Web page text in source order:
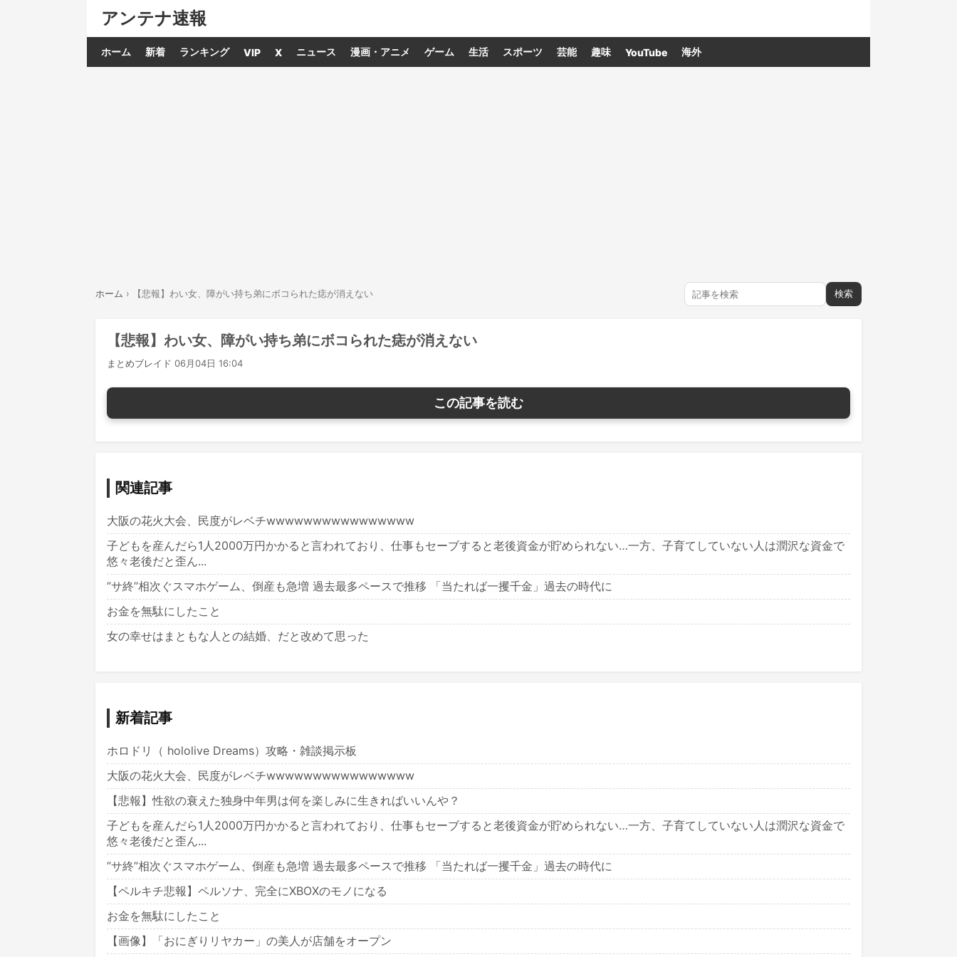
アンテナ速報
ホーム 新着 ランキング VIP X ニュース 漫画・アニメ ゲーム 生活 スポーツ 芸能 趣味 YouTube 海外
ホーム › 【悲報】わい女、障がい持ち弟にボコられた痣が消えない 検索
【悲報】わい女、障がい持ち弟にボコられた痣が消えない
まとめブレイド 06月04日 16:04
この記事を読む
関連記事
大阪の花火大会、民度がレベチwwwwwwwwwwwwwwww
子どもを産んだら1人2000万円かかると言われており、仕事もセーブすると老後資金が貯められない…一方、子育てしていない人は潤沢な資金で
悠々老後だと歪ん...
”サ終”相次ぐスマホゲーム、倒産も急増 過去最多ペースで推移 「当たれば一攫千金」過去の時代に
お金を無駄にしたこと
女の幸せはまともな人との結婚、だと改めて思った
新着記事
ホロドリ（ hololive Dreams）攻略・雑談掲示板
大阪の花火大会、民度がレベチwwwwwwwwwwwwwwww
【悲報】性欲の衰えた独身中年男は何を楽しみに生きればいいんや？
子どもを産んだら1人2000万円かかると言われており、仕事もセーブすると老後資金が貯められない…一方、子育てしていない人は潤沢な資金で
悠々老後だと歪ん...
”サ終”相次ぐスマホゲーム、倒産も急増 過去最多ペースで推移 「当たれば一攫千金」過去の時代に
【ペルキチ悲報】ペルソナ、完全にXBOXのモノになる
お金を無駄にしたこと
【画像】「おにぎりリヤカー」の美人が店舗をオープン